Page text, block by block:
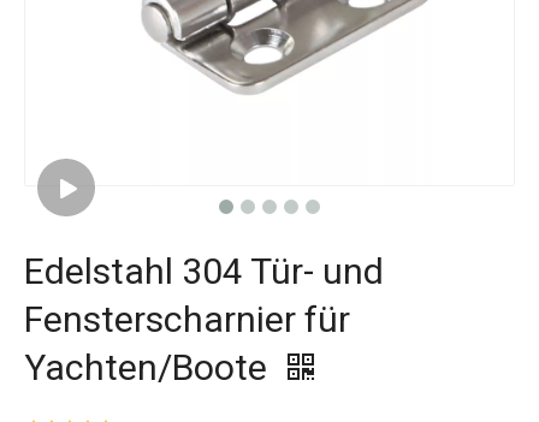
Edelstahl 304 Tür- und
Fensterscharnier für
Yachten/Boote